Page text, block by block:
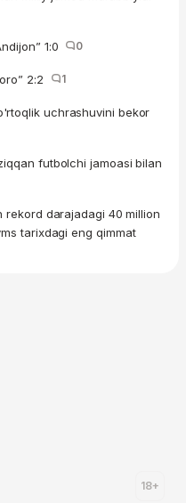
1:0 0
2:2 1
uchrashuvini bekor
futbolchi jamoasi bilan
darajadagi 40 million
tarixdagi eng qimmat
18+